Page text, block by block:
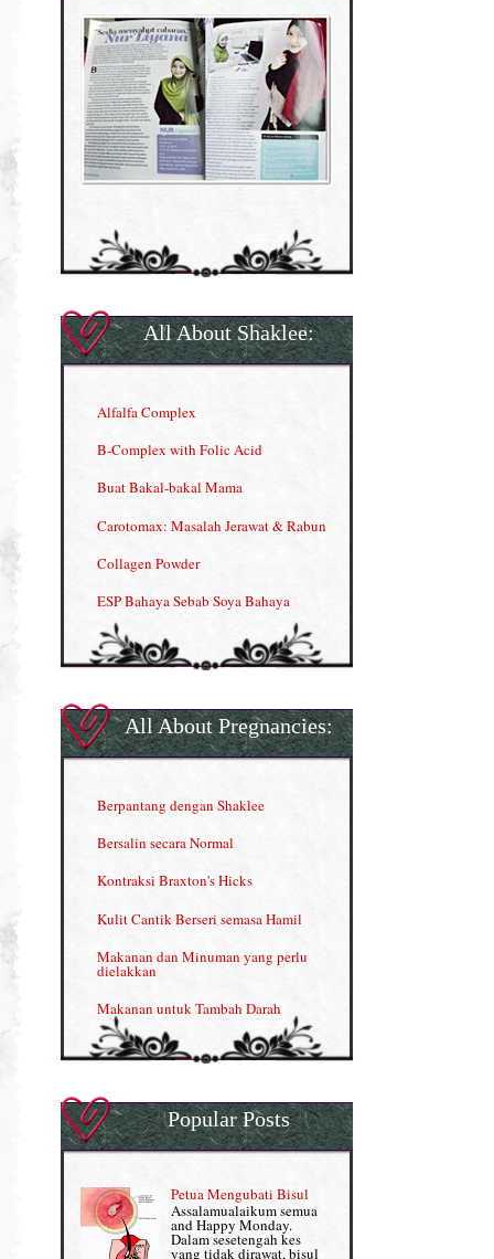
All About Shaklee:
Alfalfa Complex
B-Complex with Folic Acid
Buat Bakal-bakal Mama
Carotomax: Masalah Jerawat & Rabun
Collagen Powder
ESP Bahaya Sebab Soya Bahaya
ESP Produk Shaklee Paling HOT
Gla Complex (II)
Herbal Blend the Magic Cream
Nutrisi untuk Ikhtiar Hamil
OMEGA GUARD
Omega Guard: EPA & DHA for kids
OSTEMATRIX
Pantang Larang dalam Pengambilan
Vitamin
Penjagaan Rambut: Prosante Hair Care
Persediaan Haji & Umrah
All About Pregnancies:
Berpantang dengan Shaklee
Bersalin secara Normal
Kontraksi Braxton's Hicks
Kulit Cantik Berseri semasa Hamil
Makanan dan Minuman yang perlu
dielakkan
Makanan untuk Tambah Darah
Masalah HB rendah?
Normal VS Czer
Pemakanan Semasa Hamil
Penyusuan Bayi
Perkembangan Minda Bayi
Popular Posts
Petua Mengubati Bisul
Assalamualaikum semua
and Happy Monday.
Dalam sesetengah kes
yang tidak dirawat, bisul